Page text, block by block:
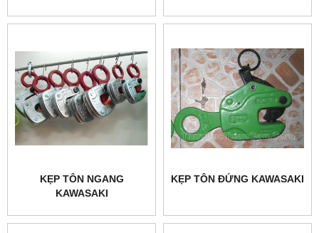
KẸP TÔN NGANG
KAWASAKI
KẸP TÔN ĐỨNG KAWASAKI